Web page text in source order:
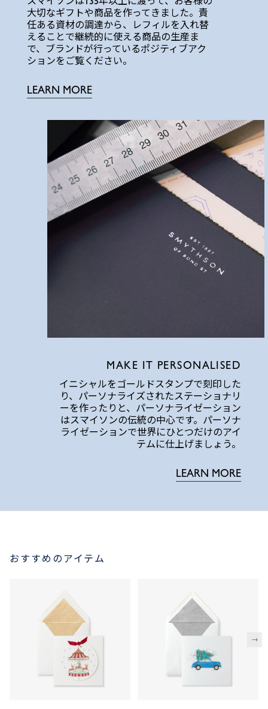
大切なギフトや商品を作ってきました。責
任ある資材の調達から、レフィルを入れ替
えることで継続的に使える商品の生産ま
で、ブランドが行っているポジティブアク
ションをご覧ください。
LEARN MORE
MAKE IT PERSONALISED
イニシャルをゴールドスタンプで刻印した
り、パーソナライズされたステーショナリ
ーを作ったりと、パーソナライゼーション
はスマイソンの伝統の中心です。パーソナ
ライゼーションで世界にひとつだけのアイ
テムに仕上げましょう。
LEARN MORE
おすすめのアイテム
次